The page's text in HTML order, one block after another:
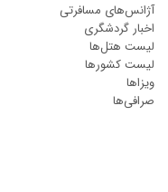
آژانس‌های مسافرتی
اخبار گردشگری
لیست هتل‌ها
لیست کشورها
ویزاها
صرافی‌ها